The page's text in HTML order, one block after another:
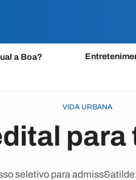
a Boa?
VIDA URBANA
seletivo para